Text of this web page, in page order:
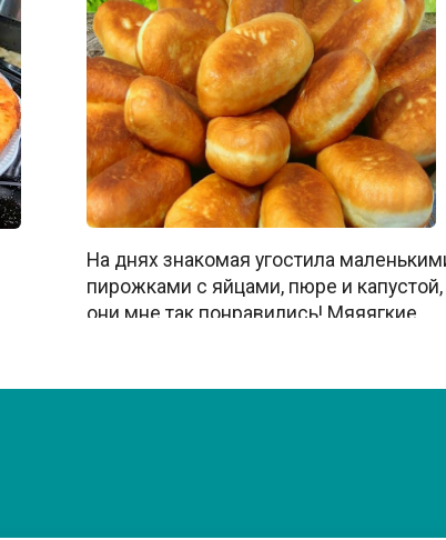
На днях знакомая угостила
пирожками с яйцами, пюре и капустой,
они мне так понравились! Мяяягкие,